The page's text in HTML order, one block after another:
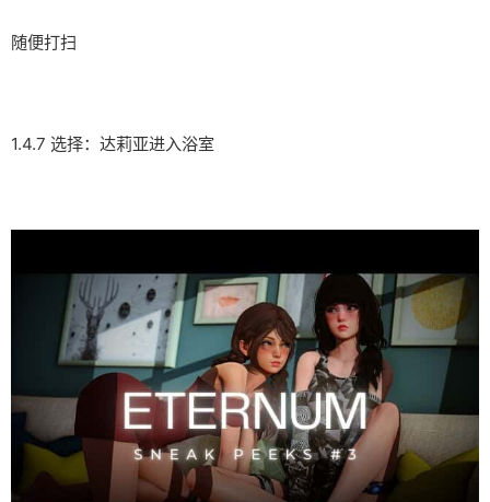
随便打扫
1.4.7 选择：达莉亚进入浴室